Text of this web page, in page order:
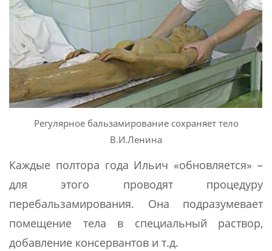
Регулярное бальзамирование сохраняет тело
В.И.Ленина
Каждые полтора года Ильич «обновляется» –
для этого проводят процедуру
перебальзамирования. Она подразумевает
помещение тела в специальный раствор,
добавление консервантов и т.д.